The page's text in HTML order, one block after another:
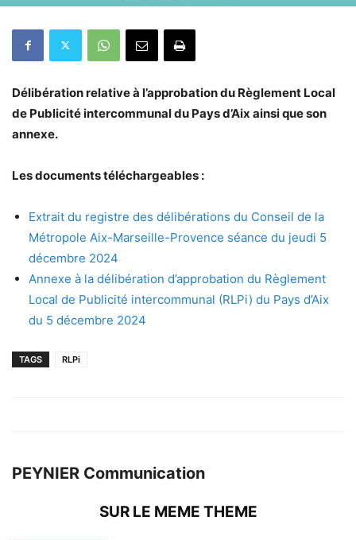
Délibération relative à l’approbation du Règlement Local
de Publicité intercommunal du Pays d’Aix ainsi que son
annexe.
Les documents téléchargeables :
Extrait du registre des délibérations du Conseil de la
Métropole Aix-Marseille-Provence séance du jeudi 5
décembre 2024
Annexe à la délibération d’approbation du Règlement
Local de Publicité intercommunal (RLPi) du Pays d’Aix
du 5 décembre 2024
TAGS RLPi
PEYNIER Communication
SUR LE MEME THEME